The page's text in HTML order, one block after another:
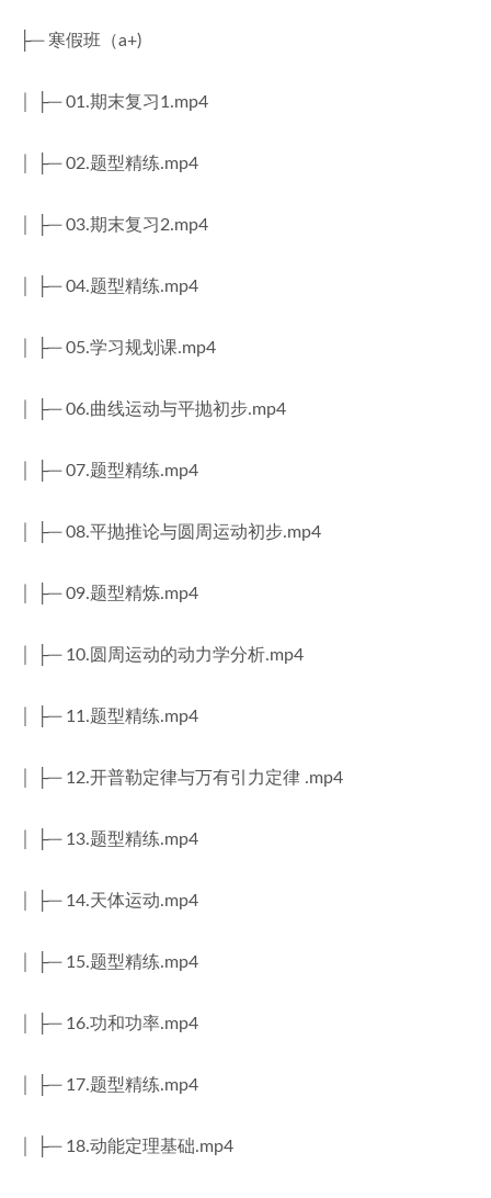
├─ 寒假班（a+)
│ ├─ 01.期末复习1.mp4
│ ├─ 02.题型精练.mp4
│ ├─ 03.期末复习2.mp4
│ ├─ 04.题型精练.mp4
│ ├─ 05.学习规划课.mp4
│ ├─ 06.曲线运动与平抛初步.mp4
│ ├─ 07.题型精练.mp4
│ ├─ 08.平抛推论与圆周运动初步.mp4
│ ├─ 09.题型精炼.mp4
│ ├─ 10.圆周运动的动力学分析.mp4
│ ├─ 11.题型精练.mp4
│ ├─ 12.开普勒定律与万有引力定律 .mp4
│ ├─ 13.题型精练.mp4
│ ├─ 14.天体运动.mp4
│ ├─ 15.题型精练.mp4
│ ├─ 16.功和功率.mp4
│ ├─ 17.题型精练.mp4
│ ├─ 18.动能定理基础.mp4